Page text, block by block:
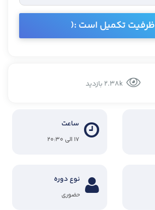
ظرفیت تکمیل است :(
2.38k بازدید
ساعت
۱۷ الی ۲۰:۳۰
نوع دوره
حضوری